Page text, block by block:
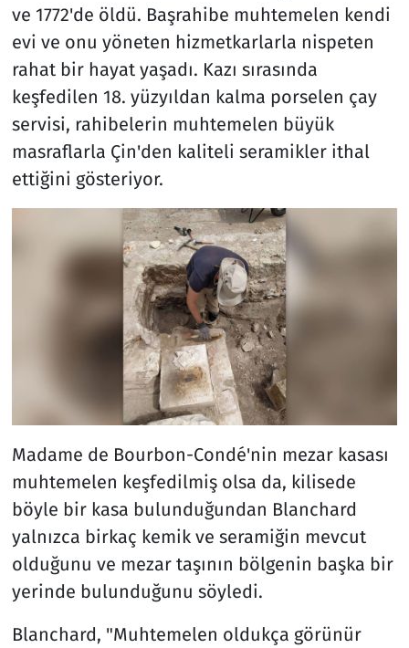
ve 1772'de öldü. Başrahibe muhtemelen kendi
evi ve onu yöneten hizmetkarlarla nispeten
rahat bir hayat yaşadı. Kazı sırasında
keşfedilen 18. yüzyıldan kalma porselen çay
servisi, rahibelerin muhtemelen büyük
masraflarla Çin'den kaliteli seramikler ithal
ettiğini gösteriyor.
Madame de Bourbon-Condé'nin mezar kasası
muhtemelen keşfedilmiş olsa da, kilisede
böyle bir kasa bulunduğundan Blanchard
yalnızca birkaç kemik ve seramiğin mevcut
olduğunu ve mezar taşının bölgenin başka bir
yerinde bulunduğunu söyledi.
Blanchard, "Muhtemelen oldukça görünür